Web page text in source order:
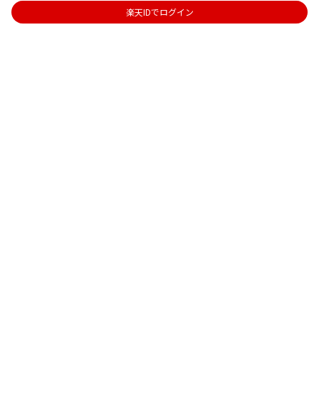
楽天IDでログイン